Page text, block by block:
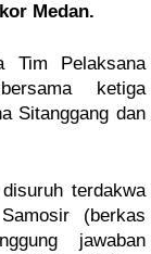
Medan.
Tim Pelaksana
ketiga
Sitanggang dan
terdakwa
(berkas
jawaban